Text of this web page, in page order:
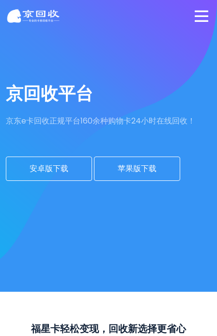
京回收平台
京东e卡回收正规平台160余种购物卡24小时在线回收！
安卓版下载 苹果版下载
福星卡轻松变现，回收新选择更省心